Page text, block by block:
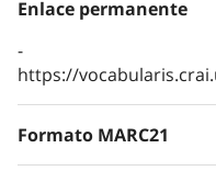
Enlace permanente
https://
Formato MARC21